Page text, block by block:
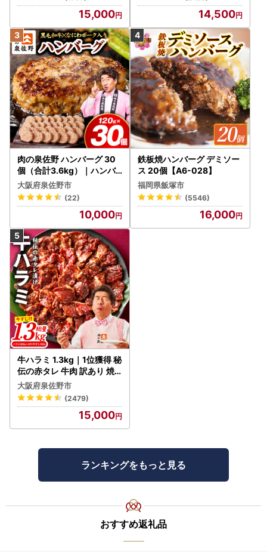
15,000 14,500
肉の泉佐野 ハンバーグ 30
個（合計3.6kg）｜ハンバ
ーグ 訳あり 黒毛和牛×なに
わポーク
大阪府泉佐野市
(22)
10,000
鉄板焼ハンバーグ デミソー
ス 20個【A6-028】
福岡県飯塚市
(5546)
16,000
牛ハラミ 1.3kg｜1位獲得 秘
伝の赤タレ 牛肉 訳あり 焼
肉 BBQ
大阪府泉佐野市
(2479)
15,000
ランキングをもっと見る
おすすめ返礼品